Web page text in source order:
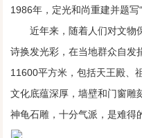
1986年，定光和尚重建并题写“
近年来，随着人们对文物
诗换发光彩，在当地群众自发
11600平方米，包括天王殿、
文化底蕴深厚，墙壁和门窗雕
神龟石雕，十分气派，是难得